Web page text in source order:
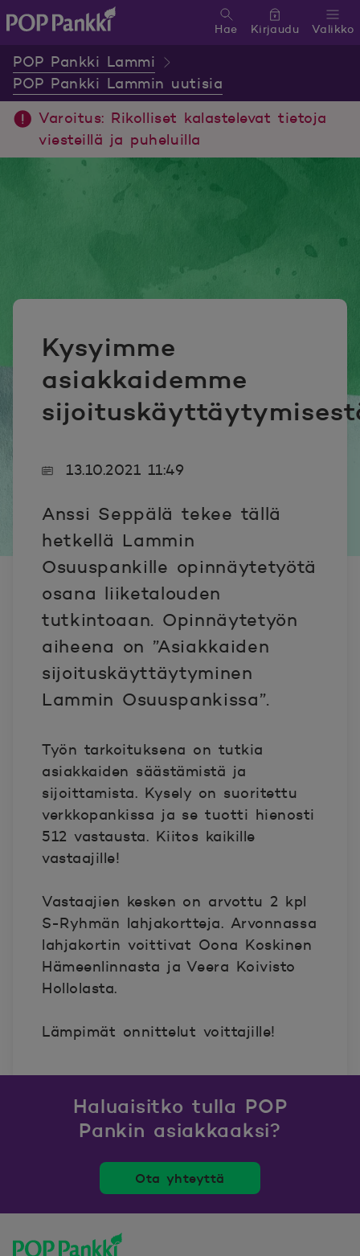
Valikko
Hae Kirjaudu
POP Pankki Lammi
POP Pankki Lammin uutisia
Varoitus: Rikolliset kalastelevat tietoja
viesteillä ja puheluilla
Kysyimme
asiakkaidemme
13.10.2021 11:49
Anssi Seppälä tekee tällä
hetkellä Lammin
Osuuspankille opinnäytetyötä
osana liiketalouden
tutkintoaan. Opinnäytetyön
aiheena on ”Asiakkaiden
sijoituskäyttäytyminen
Lammin Osuuspankissa”.
Työn tarkoituksena on tutkia
asiakkaiden säästämistä ja
sijoittamista. Kysely on suoritettu
verkkopankissa ja se tuotti hienosti
512 vastausta. Kiitos kaikille
vastaajille!
Vastaajien kesken on arvottu 2 kpl
S-Ryhmän lahjakortteja. Arvonnassa
lahjakortin voittivat Oona Koskinen
Hämeenlinnasta ja Veera Koivisto
Hollolasta.
Lämpimät onnittelut voittajille!
Haluaisitko tulla POP
Pankin asiakkaaksi?
Ota yhteyttä